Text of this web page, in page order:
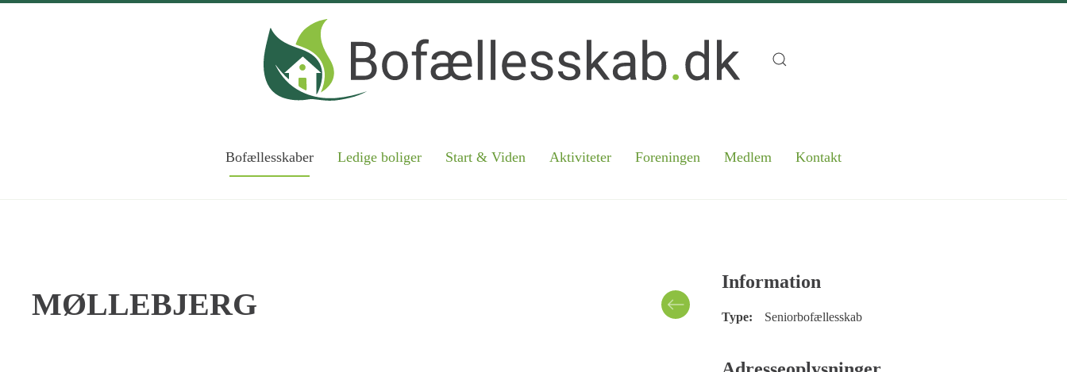
Bofællesskaber Ledige boliger Start & Viden Aktiviteter Foreningen Medlem Kontakt
MØLLEBJERG
Information
Type: Seniorbofællesskab